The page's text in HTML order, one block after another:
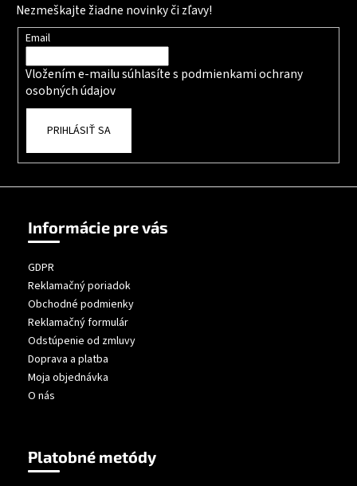
Nezmeškajte žiadne novinky či zľavy!
Email
Vložením e-mailu súhlasíte s podmienkami ochrany
osobných údajov
PRIHLÁSIŤ SA
Informácie pre vás
GDPR
Reklamačný poriadok
Obchodné podmienky
Reklamačný formulár
Odstúpenie od zmluvy
Doprava a platba
Moja objednávka
O nás
Platobné metódy